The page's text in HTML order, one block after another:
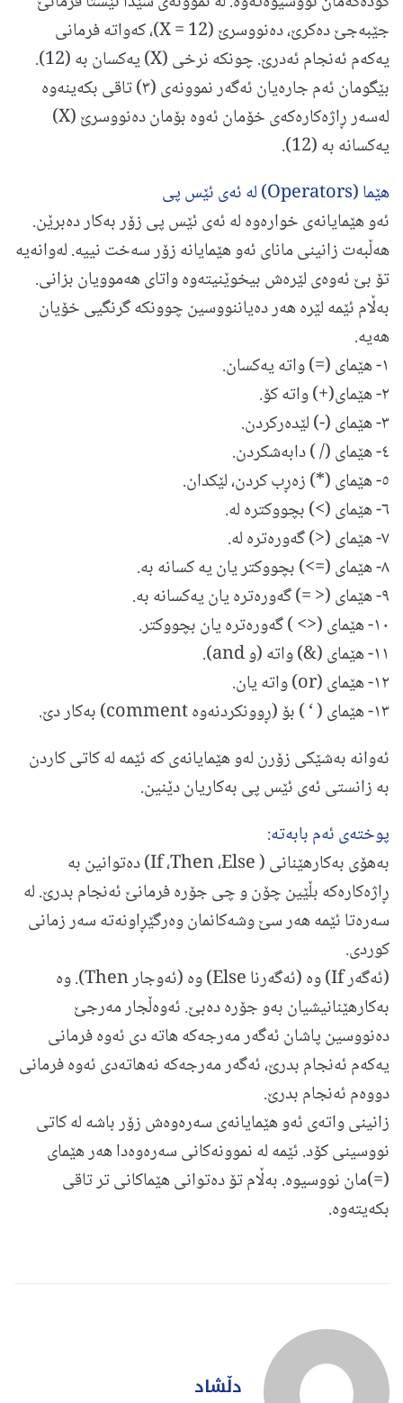
جێبه‌جێ ده‌کرێ، ده‌نووسرێ (X = 12)، كه‌واته‌ فرمانی
یه‌كه‌م ئه‌نجام ئه‌درێ. چونکه‌ نرخی (X) یه‌کسان به (12).
بێگومان ئه‌م جاره‌یان ئه‌گه‌ر نموونه‌ی (٣) تاقی بکه‌ینه‌وه‌‌
له‌سه‌ر ڕاژه‌كاره‌كه‌ی خۆمان‌ ئه‌وه‌ بۆمان ده‌نووسرێ (X)
یه‌کسانه‌ به ‌(12).
هێما (Operators) له ئه‌ی ئێس پی
ئه‌و هێمایانه‌ی خواره‌وه‌ له‌ ئه‌ی ئێس پی زۆر به‌كار ده‌برێن.
هه‌ڵبه‌ت زانینی مانای ئه‌و هێمایانه‌ زۆر سه‌خت نییه‌. له‌وانه‌یه‌
تۆ بێ ئه‌وه‌ی لێره‌ش بیخوێنیته‌وه واتای‌ هه‌موویان بزانی.
به‌ڵام ئێمه‌ لێره‌ هه‌ر ده‌یاننووسین چوونكه‌ گرنگیی خۆیان
هه‌یه‌.
١- هێمای (=) واته‌ یه‌کسان.
٢- هێمای(+) واته‌ کۆ.
٣- هێمای (-) لێده‌ركردن.
٤- هێمای (/ ) دابه‌شکردن.
٥- هێمای (*) زه‌ڕب كردن، لێكدان.
٦- هێمای (>) بچووکتره‌ له‌.
٧- هێمای (<) گه‌وره‌تره‌ له‌.
٨- هێمای (=>) بچووکتر یان یه‌ کسانه‌ به‌.
٩- هێمای (< =) گه‌وره‌تره‌ یان یه‌کسانه‌ به‌.
١٠- هێمای (<> ) گه‌وره‌تره‌ یان بچووكتر.
١١- هێمای (&) واته‌ (و and).
١٢- هێمای (or) واته‌ یان.
١٣- هێمای ( ‘ ) بۆ (ڕوونكردنه‌وه‌ comment) به‌كار دێ.
ئه‌وانه‌‌ به‌شێكی زۆرن له‌و هێمایانه‌ی كه‌ ئێمه‌ له‌ كاتی كاردن
به‌ زانستی ئه‌ی ئێس پی به‌كاریان دێنین.
پوخته‌ی ئه‌م بابه‌ته‌:
به‌هۆی به‌کارهێنانی ( If ،Then ،Else) ده‌توانین به‌
ڕاژه‌كاره‌كه‌ بڵێین چۆن و چی جۆره‌ فرمانێ ئه‌نجام بدرێ‌. له‌
سه‌ره‌تا ئێمه‌ هه‌ر سێ وشه‌كانمان وه‌رگێڕاونه‌ته‌ سه‌ر زمانی
كوردی.
(ئه‌گه‌ر If) وه‌ (ئه‌گه‌رنا Else) وه‌ (ئه‌وجار Then). وه‌
به‌كارهێنانیشیان به‌و جۆره‌ ده‌بێ. ئه‌وه‌ڵجار مه‌رجێ
ده‌نووسین پاشان ئه‌گه‌ر مه‌رجه‌كه‌ هاته‌ دی ئه‌وه‌ فرمانی
یه‌كه‌م ئه‌نجام بدرێ، ئه‌گه‌ر مه‌رجه‌كه‌ نه‌هاته‌دی ئه‌وه‌ فرمانی
دووه‌م ئه‌نجام بدرێ.
زانینی واته‌ی ئه‌و هێمایانه‌ی سه‌ره‌وه‌ش‌ زۆر باشه‌ له‌ كاتی
نووسینی كۆد. ئێمه‌ له‌ نموونه‌كانی سه‌ره‌وه‌دا هه‌ر هێمای
(=)مان نووسیوه‌. به‌ڵام تۆ ده‌توانی هێماكانی تر تاقی
بكه‌یته‌وه‌.
دڵشاد